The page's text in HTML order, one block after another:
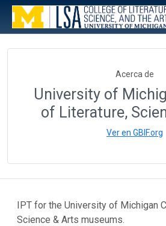
Acerca de
University of
of Literature,
Ver en GBIF.org
IPT for the University of Michigan
Science & Arts museums.